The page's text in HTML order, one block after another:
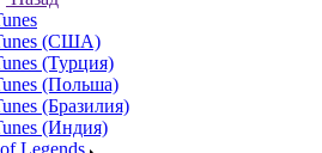
(США)
(Турция)
(Польша)
(Бразилия)
(Индия)
Legends